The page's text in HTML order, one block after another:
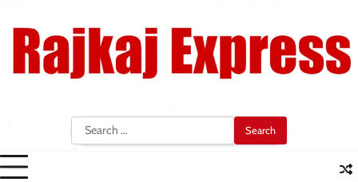
content
Search
for: